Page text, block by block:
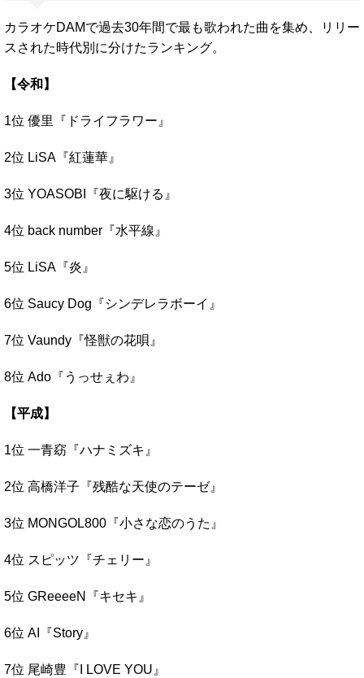
カラオケDAMで過去30年間で最も歌われた曲を集め、リリー
スされた時代別に分けたランキング。
【令和】
1位 優里『ドライフラワー』
2位 LiSA『紅蓮華』
3位 YOASOBI『夜に駆ける』
4位 back number『水平線』
5位 LiSA『炎』
6位 Saucy Dog『シンデレラボーイ』
7位 Vaundy『怪獣の花唄』
8位 Ado『うっせぇわ』
【平成】
1位 一青窈『ハナミズキ』
2位 高橋洋子『残酷な天使のテーゼ』
3位 MONGOL800『小さな恋のうた』
4位 スピッツ『チェリー』
5位 GReeeeN『キセキ』
6位 AI『Story』
7位 尾崎豊『I LOVE YOU』